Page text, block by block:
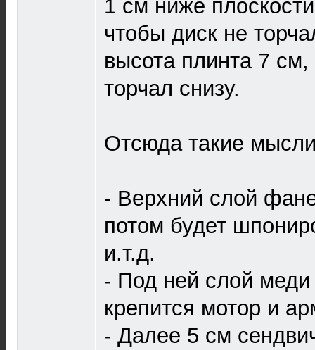
1 см ниже
чтобы диск не
высота плинта 7
торчал снизу.
Отсюда такие
- Верхний слой
потом будет
и.т.д.
- Под ней слой
крепится мотор и
- Далее 5 см